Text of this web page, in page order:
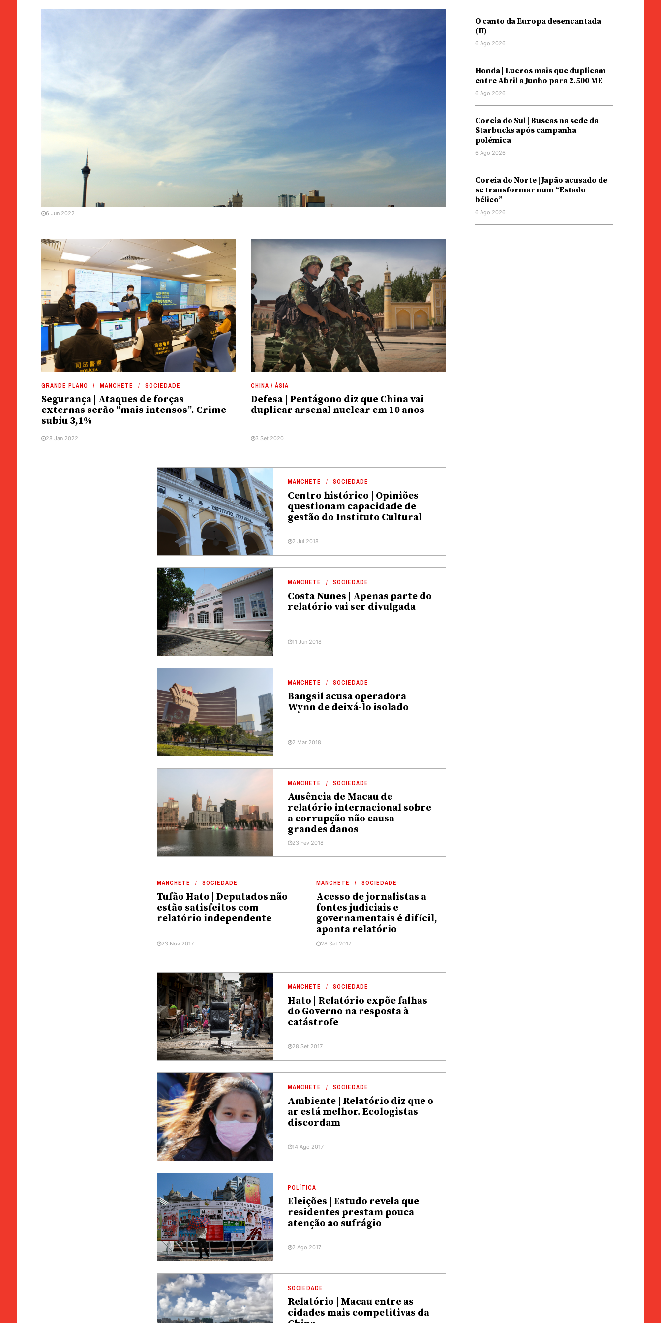
GRANDE PLANO
Ambiente | Consumo de recursos aumentou em 2021,
enquanto a qualidade do ar melhorou
6 Jun 2022
GRANDE PLANO MANCHETE SOCIEDADE
Segurança | Ataques de forças
externas serão “mais intensos”. Crime
subiu 3,1%
28 Jan 2022
CHINA / ÁSIA
Defesa | Pentágono diz que China vai
duplicar arsenal nuclear em 10 anos
3 Set 2020
MANCHETE SOCIEDADE
Centro histórico | Opiniões
questionam capacidade de
gestão do Instituto Cultural
2 Jul 2018
MANCHETE SOCIEDADE
Costa Nunes | Apenas parte do
relatório vai ser divulgada
11 Jun 2018
MANCHETE SOCIEDADE
Bangsil acusa operadora
Wynn de deixá-lo isolado
2 Mar 2018
MANCHETE SOCIEDADE
Ausência de Macau de
relatório internacional sobre
a corrupção não causa
grandes danos
23 Fev 2018
MANCHETE SOCIEDADE
Tufão Hato | Deputados não
estão satisfeitos com
relatório independente
23 Nov 2017
MANCHETE SOCIEDADE
Acesso de jornalistas a
fontes judiciais e
governamentais é difícil,
aponta relatório
28 Set 2017
MANCHETE SOCIEDADE
Hato | Relatório expõe falhas
do Governo na resposta à
catástrofe
28 Set 2017
MANCHETE SOCIEDADE
Ambiente | Relatório diz que o
ar está melhor. Ecologistas
discordam
14 Ago 2017
POLÍTICA
Eleições | Estudo revela que
residentes prestam pouca
atenção ao sufrágio
2 Ago 2017
SOCIEDADE
Relatório | Macau entre as
cidades mais competitivas da
O canto da Europa desencantada
(II)
6 Ago 2026
Honda | Lucros mais que duplicam
entre Abril a Junho para 2.500 ME
6 Ago 2026
Coreia do Sul | Buscas na sede da
Starbucks após campanha
polémica
6 Ago 2026
Coreia do Norte | Japão acusado de
se transformar num “Estado
bélico”
6 Ago 2026